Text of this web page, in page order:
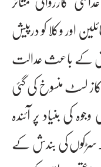
اور وکلا کو درپیش
کے باعث عدالت
منسوخ کی گئی
کی بنیاد پر آئندہ
کی بندش کے